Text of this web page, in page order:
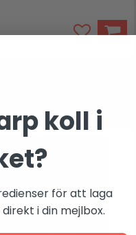
Mer från
koll i
för att laga
i din mejlbox.